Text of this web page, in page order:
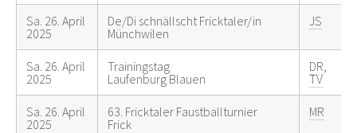
Sa. 26. April
2025
De/Di schnällscht Fricktaler/in
Münchwilen
JS
Sa. 26. April
2025
Trainingstag
Laufenburg Blauen
DR
TV
Sa. 26. April
2025
63. Fricktaler Faustballturnier
Frick
MR